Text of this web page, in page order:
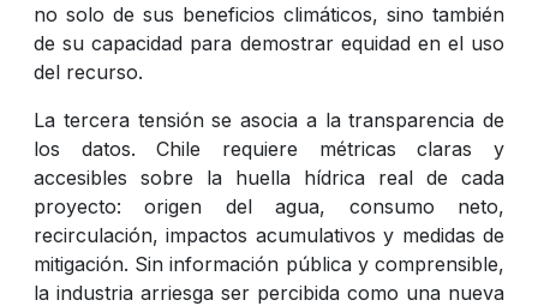
no solo de sus beneficios climáticos, sino también
de su capacidad para demostrar equidad en el uso
del recurso.
La tercera tensión se asocia a la transparencia de
los datos. Chile requiere métricas claras y
accesibles sobre la huella hídrica real de cada
proyecto: origen del agua, consumo neto,
recirculación, impactos acumulativos y medidas de
mitigación. Sin información pública y comprensible,
la industria arriesga ser percibida como una nueva